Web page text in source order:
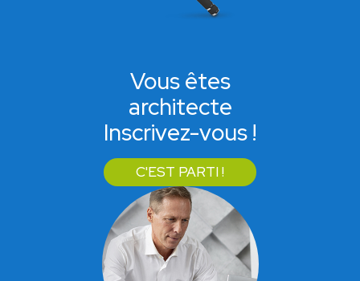
Vous êtes
architecte
Inscrivez-vous !
C'EST PARTI !